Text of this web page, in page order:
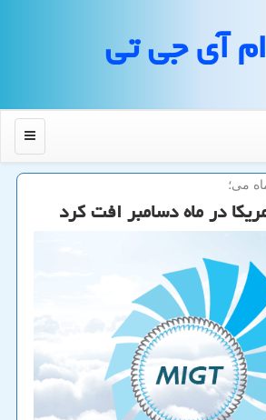
ام آی جی تی
منو
می؛
در ماه دسامبر افت كرد